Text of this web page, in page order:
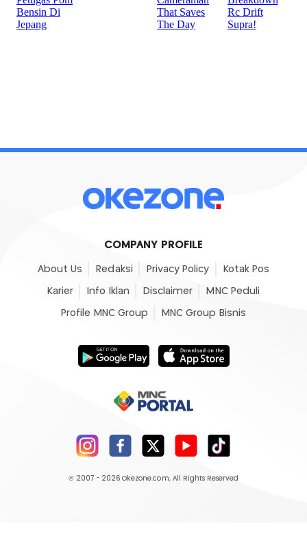
COMPANY PROFILE
About Us Redaksi Privacy Policy Kotak Pos
Karier Info Iklan Disclaimer MNC Peduli
Profile MNC Group MNC Group Bisnis
© 2007 - 2026 Okezone.com, All Rights Reserved